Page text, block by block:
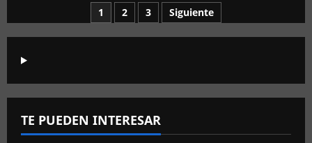
Resultado
campeonato
2024-
2025
1 2 3 Siguiente
TE PUEDEN INTERESAR